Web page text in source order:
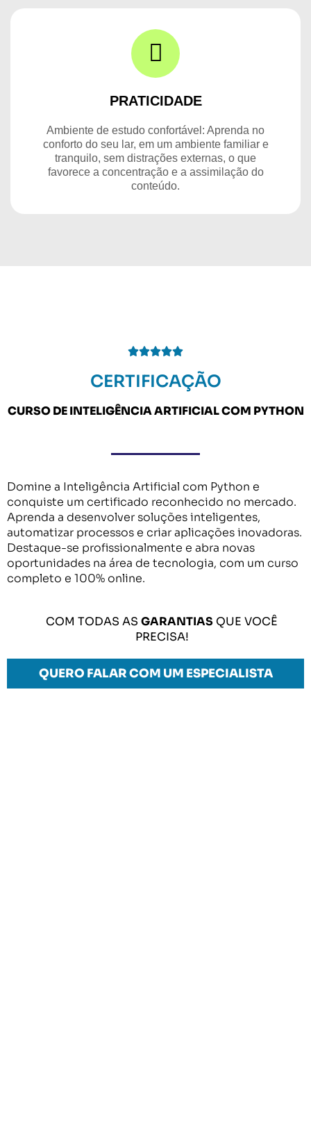
PRATICIDADE
Ambiente de estudo confortável: Aprenda no
conforto do seu lar, em um ambiente familiar e
tranquilo, sem distrações externas, o que
favorece a concentração e a assimilação do
conteúdo.

CERTIFICAÇÃO
CURSO DE INTELIGÊNCIA ARTIFICIAL COM PYTHON
Domine a Inteligência Artificial com Python e
conquiste um certificado reconhecido no mercado.
Aprenda a desenvolver soluções inteligentes,
automatizar processos e criar aplicações inovadoras.
Destaque-se profissionalmente e abra novas
oportunidades na área de tecnologia, com um curso
completo e 100% online.
COM TODAS AS GARANTIAS QUE VOCÊ
PRECISA!
QUERO FALAR COM UM ESPECIALISTA